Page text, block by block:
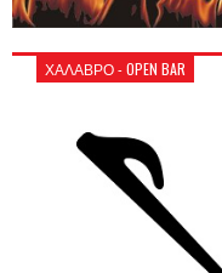
ΧΑΛΑΒΡΟ - OPEN BAR